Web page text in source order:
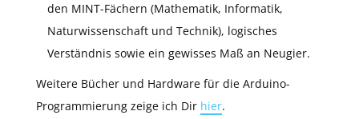
den MINT-Fächern (Mathematik, Informatik,
Naturwissenschaft und Technik), logisches
Verständnis sowie ein gewisses Maß an Neugier.
Weitere Bücher und Hardware für die Arduino-
Programmierung zeige ich Dir hier.